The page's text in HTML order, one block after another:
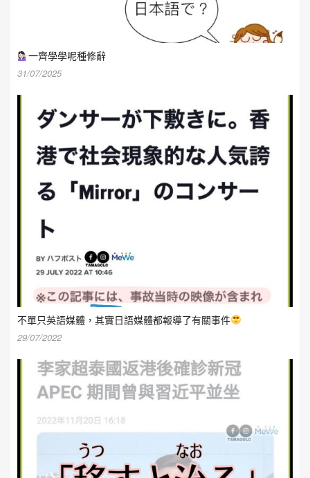
一齊學學呢種修辭
31/07/2025
不單只英語媒體，其實日語媒體都報導了有關事件
29/07/2022